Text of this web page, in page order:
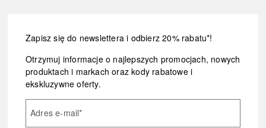
Zapisz się do newslettera i odbierz 20% rabatu*!
Otrzymuj informacje o najlepszych promocjach, nowych
produktach i markach oraz kody rabatowe i
ekskluzywne oferty.
Adres e-mail*